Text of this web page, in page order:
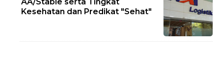
Kesehatan dan Predikat "Sehat"